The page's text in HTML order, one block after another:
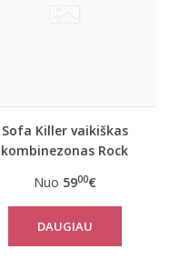
Sofa Killer vaikiškas
kombinezonas Rock
Nuo 5900€
DAUGIAU